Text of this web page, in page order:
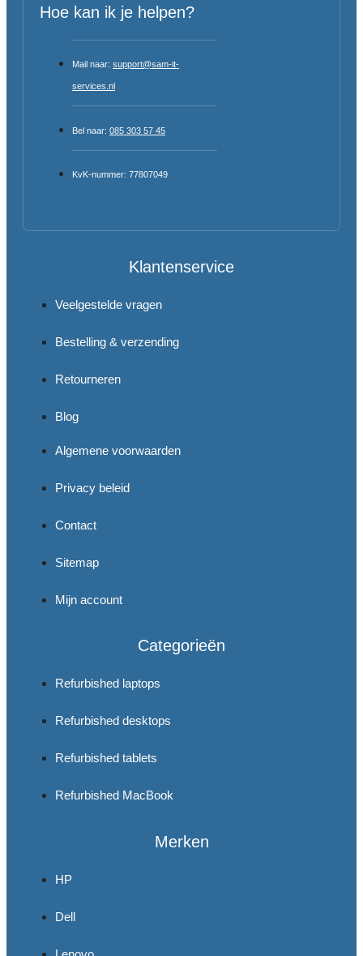
Hoe kan ik je helpen?
Mail naar: support@sam-it-
services.nl
Bel naar: 085 303 57 45
KvK-nummer: 77807049
Klantenservice
Veelgestelde vragen
Bestelling & verzending
Retourneren
Blog
Algemene voorwaarden
Privacy beleid
Contact
Sitemap
Mijn account
Categorieën
Refurbished laptops
Refurbished desktops
Refurbished tablets
Refurbished MacBook
Merken
HP
Dell